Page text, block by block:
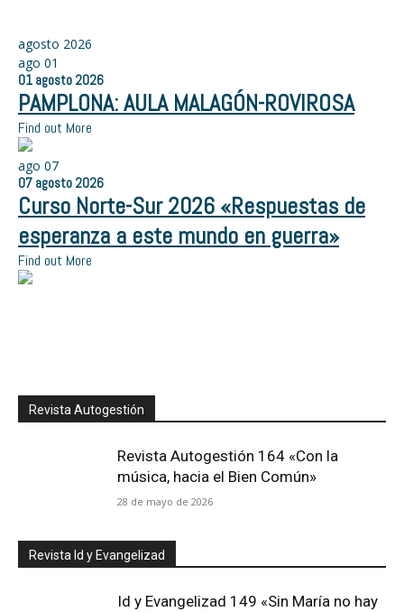
agosto 2026
ago 01
01 agosto 2026
PAMPLONA: AULA MALAGÓN-ROVIROSA
Find out More
ago 07
07 agosto 2026
Curso Norte-Sur 2026 «Respuestas de
esperanza a este mundo en guerra»
Find out More
Revista Autogestión
Revista Autogestión 164 «Con la
música, hacia el Bien Común»
28 de mayo de 2026
Revista Id y Evangelizad
Id y Evangelizad 149 «Sin María no hay